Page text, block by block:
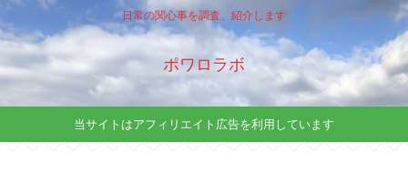
日常の関心事を調査、紹介します
ポワロラボ
当サイトはアフィリエイト広告を利用しています